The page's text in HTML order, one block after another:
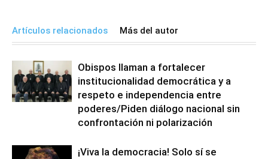
Artículos relacionados Más del autor
Obispos llaman a fortalecer
institucionalidad democrática y a
respeto e independencia entre
poderes/Piden diálogo nacional sin
confrontación ni polarización
¡Viva la democracia! Solo sí se